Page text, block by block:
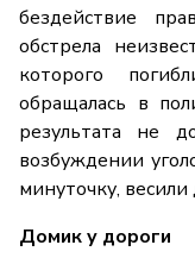
бездействие
обстрела
которого
обращалась в
результата не
возбуждении
минуточку,
Домик у дороги